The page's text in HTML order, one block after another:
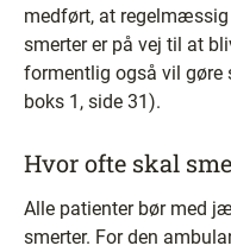
medført, at
smerter er på vej til at
formentlig også vil gøre
boks 1, side 31).
Hvor ofte skal
Alle patienter bør med
smerter. For den